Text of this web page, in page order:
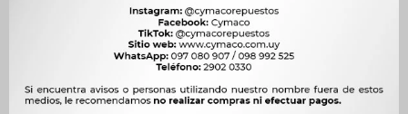
MATE DE DIRECCION
ALTOÑ95/02ÑL=238MM -
$ 527
MATE DE DIRECCION
DAEWOO SPARK 270L
16X1.5MACHO L/CAJA
12X1.5 MACHO L/PUNT DLZ
$400 $ 410
$340